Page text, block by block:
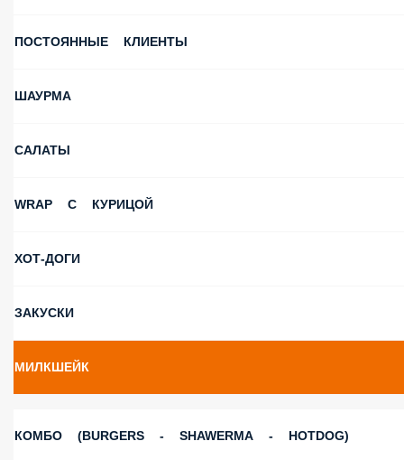
ПОСТОЯННЫЕ КЛИЕНТЫ
ШАУРМА
САЛАТЫ
WRAP С КУРИЦОЙ
ХОТ-ДОГИ
ЗАКУСКИ
МИЛКШЕЙК
КОМБО (BURGERS - SHAWERMA - HOTDOG)